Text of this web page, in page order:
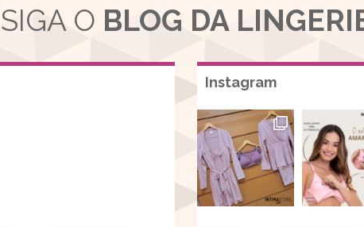
SIGA O BLOG DA
Instagram